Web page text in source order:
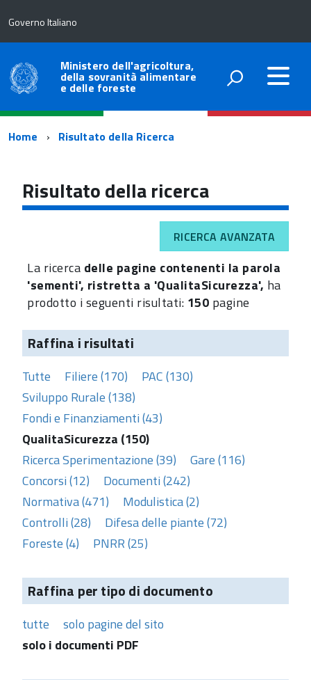
Governo Italiano
Ministero dell'agricoltura,
della sovranità alimentare
e delle foreste
Percorso
navigazione
Home Risultato della Ricerca
Risultato della ricerca
RICERCA AVANZATA
La ricerca delle pagine contenenti la parola
'sementi', ristretta a 'QualitaSicurezza', ha
prodotto i seguenti risultati: 150 pagine
Raffina i risultati
Tutte Filiere (170)
PAC (130)
Sviluppo Rurale (138)
Fondi e Finanziamenti (43)
QualitaSicurezza (150)
Ricerca Sperimentazione (39)
Gare (116)
Concorsi (12)
Documenti (242)
Normativa (471)
Modulistica (2)
Controlli (28)
Difesa delle piante (72)
Foreste (4)
PNRR (25)
Raffina per tipo di documento
tutte
solo pagine del sito
solo i documenti PDF